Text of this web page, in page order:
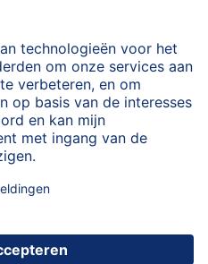
Zwangerschap
Gebruiksvoorwaarden
HiPP Contact